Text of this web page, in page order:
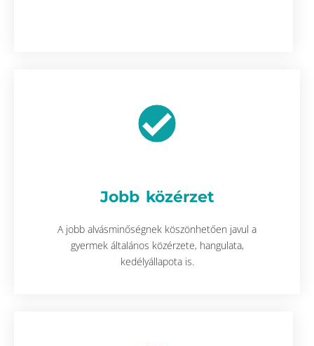
Jobb közérzet
A jobb alvásminőségnek köszönhetően javul a
gyermek általános közérzete, hangulata,
kedélyállapota is.